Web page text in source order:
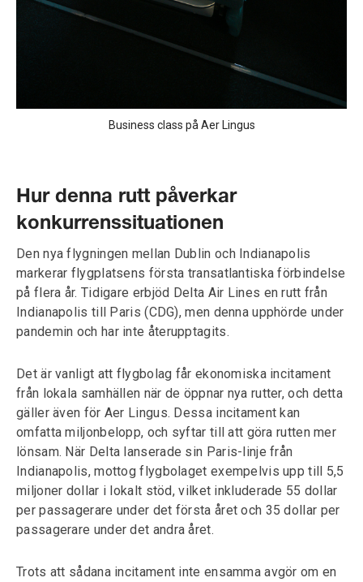
Business class på Aer Lingus
Hur denna rutt påverkar
konkurrenssituationen
Den nya flygningen mellan Dublin och Indianapolis
markerar flygplatsens första transatlantiska förbindelse
på flera år. Tidigare erbjöd Delta Air Lines en rutt från
Indianapolis till Paris (CDG), men denna upphörde under
pandemin och har inte återupptagits.
Det är vanligt att flygbolag får ekonomiska incitament
från lokala samhällen när de öppnar nya rutter, och detta
gäller även för Aer Lingus. Dessa incitament kan
omfatta miljonbelopp, och syftar till att göra rutten mer
lönsam. När Delta lanserade sin Paris-linje från
Indianapolis, mottog flygbolaget exempelvis upp till 5,5
miljoner dollar i lokalt stöd, vilket inkluderade 55 dollar
per passagerare under det första året och 35 dollar per
passagerare under det andra året.
Trots att sådana incitament inte ensamma avgör om en